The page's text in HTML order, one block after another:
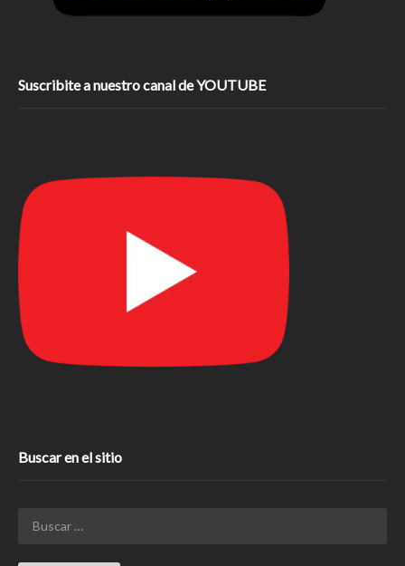
Suscribite a nuestro canal de YOUTUBE
Buscar en el sitio